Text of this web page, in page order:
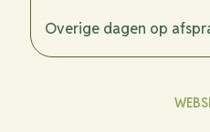
Overige dagen op